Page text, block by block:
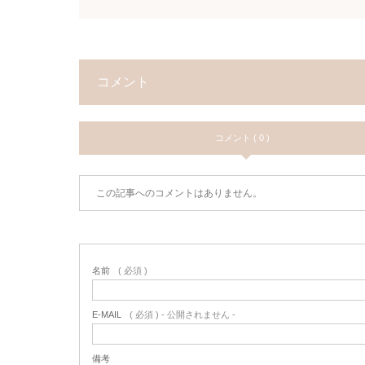
コメント
コメント ( 0 )
この記事へのコメントはありません。
名前 ( 必須 )
E-MAIL ( 必須 ) - 公開されません -
備考